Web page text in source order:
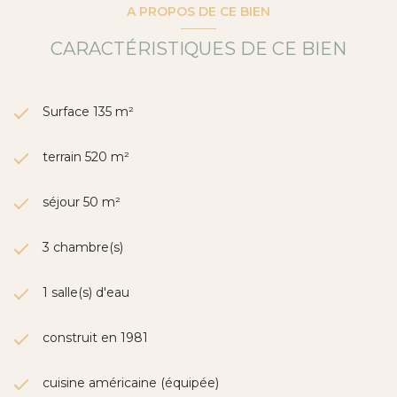
Selon l’article L.561-5 du Code Monétaire et Financier, la
présentation d’une pièce d’identité sera demandée pour
Les informations sur les risques auxquels ce bien est
A PROPOS DE CE BIEN
CARACTÉRISTIQUES DE CE BIEN
Surface 135 m²
terrain 520 m²
séjour 50 m²
3 chambre(s)
1 salle(s) d'eau
construit en 1981
cuisine américaine (équipée)